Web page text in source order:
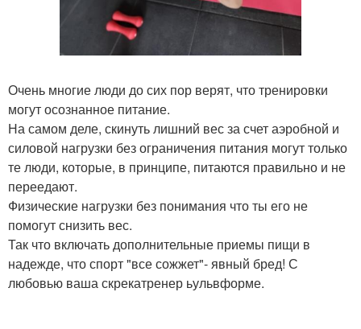
Очень многие люди до сих пор верят, что тренировки
могут осознанное питание.
На самом деле, скинуть лишний вес за счет аэробной и
силовой нагрузки без ограничения питания могут только
те люди, которые, в принципе, питаются правильно и не
переедают.
Физические нагрузки без понимания что ты его не
помогут снизить вес.
Так что включать дополнительные приемы пищи в
надежде, что спорт "все сожжет"- явный бред! С
любовью ваша скрекатренер ьульвформе.